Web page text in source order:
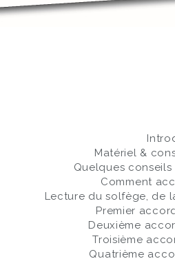
Matériel &
Quelques
Comment
Lecture du solfège, de
Premier
Deuxième
Troisième
Quatrième